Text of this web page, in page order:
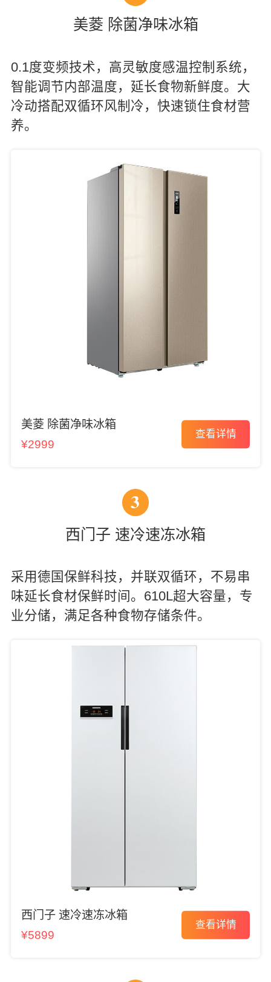
美菱 除菌净味冰箱
0.1度变频技术，高灵敏度感温控制系统，
智能调节内部温度，延长食物新鲜度。大
冷动搭配双循环风制冷，快速锁住食材营
养。
美菱 除菌净味冰箱
¥2999
查看详情
3
西门子 速冷速冻冰箱
采用德国保鲜科技，并联双循环，不易串
味延长食材保鲜时间。610L超大容量，专
业分储，满足各种食物存储条件。
西门子 速冷速冻冰箱
¥5899
查看详情